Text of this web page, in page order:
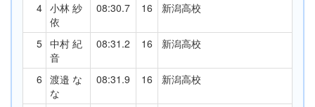
4 小林 紗
依
08:30.7 16 新潟高校
5 中村 紀
音
08:31.2 16 新潟高校
6 渡邉 な
な
08:31.9 16 新潟高校